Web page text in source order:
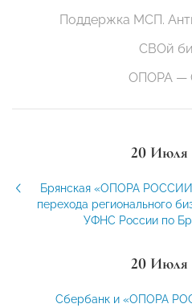
Поддержка МСП.
СВОй
ОПОРА —
20 Июля
Брянская «ОПОРА
перехода регионального
УФНС России по
20 Июля
Сбербанк и «ОПОРА